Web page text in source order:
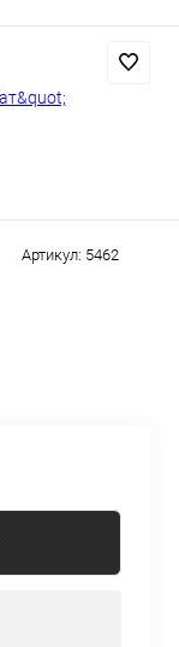
Артикул: 5462